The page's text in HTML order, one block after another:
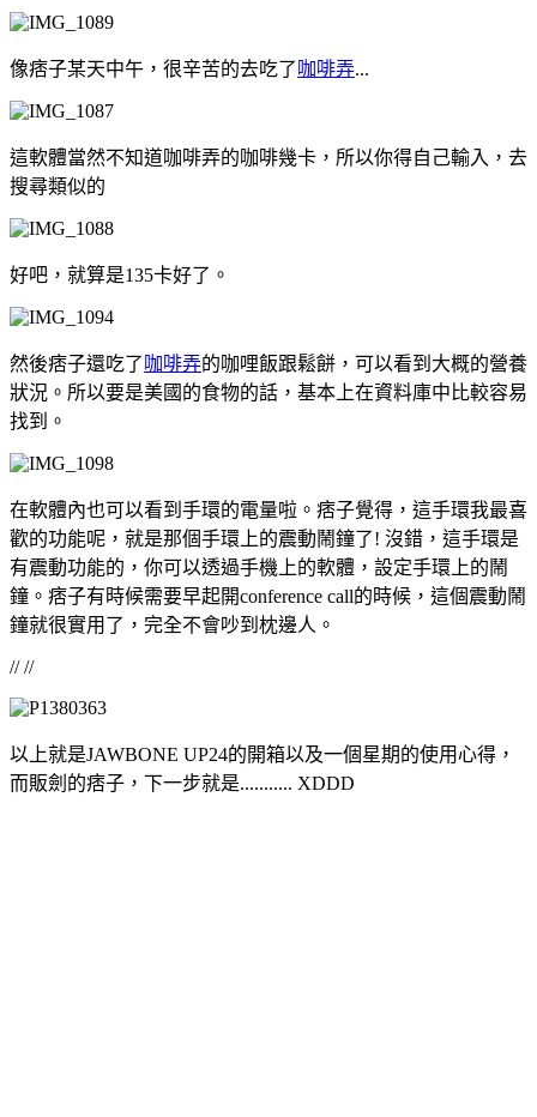
像痞子某天中午，很辛苦的去吃了 咖啡弄...
這軟體當然不知道咖啡弄的咖啡幾卡，所以你得自己輸入，去
搜尋類似的
好吧，就算是135卡好了。
然後痞子還吃了 咖啡弄的咖哩飯跟鬆餅，可以看到大概的營養
狀況。所以要是美國的食物的話，基本上在資料庫中比較容易
找到。
在軟體內也可以看到手環的電量啦。痞子覺得，這手環我最喜
歡的功能呢，就是那個手環上的震動鬧鐘了! 沒錯，這手環是
有震動功能的，你可以透過手機上的軟體，設定手環上的鬧
鐘。痞子有時候需要早起開conference call的時候，這個震動鬧
鐘就很實用了，完全不會吵到枕邊人。
// //
以上就是JAWBONE UP24的開箱以及一個星期的使用心得，
而販劍的痞子，下一步就是........... XDDD